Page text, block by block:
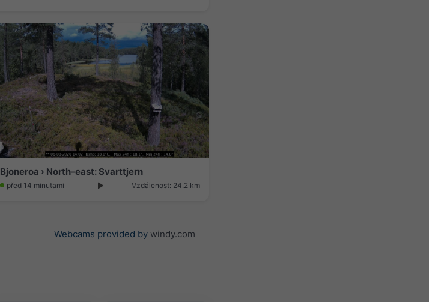
Bjoneroa › North-east: Svarttjern
před 14 minutami Vzdálenost: 24.2 km
Webcams provided by windy.com